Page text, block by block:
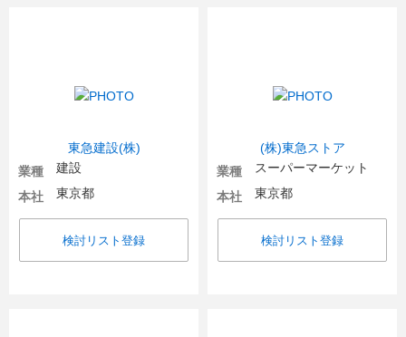
東急建設(株)
業種
建設
本社
東京都
検討リスト登録
(株)東急ストア
業種
スーパーマーケット
本社
東京都
検討リスト登録